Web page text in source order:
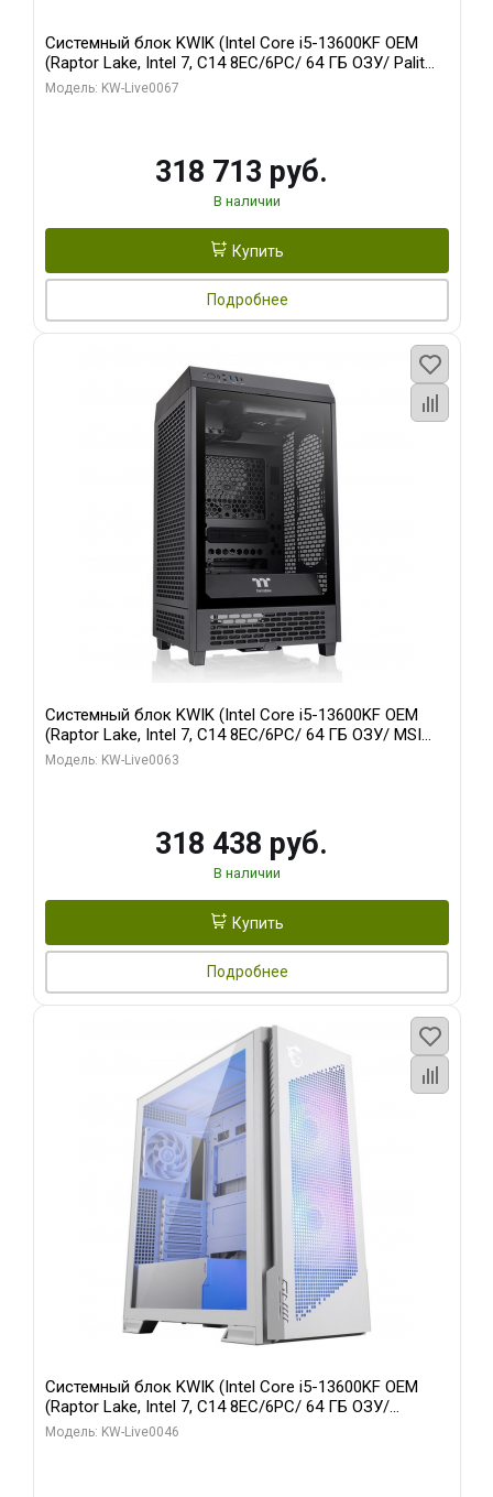
Системный блок KWIK (Intel Core i5-13600KF OEM
(Raptor Lake, Intel 7, C14 8EC/6PC/ 64 ГБ ОЗУ/ Palit
RTX5080 GAMINGPRO OC 16GB GDDR7 256bit 3xDP
Модель: KW-Live0067
318 713 руб.
В наличии
Купить
Подробнее
Системный блок KWIK (Intel Core i5-13600KF OEM
(Raptor Lake, Intel 7, C14 8EC/6PC/ 64 ГБ ОЗУ/ MSI
RTX5080 VENTUS 3X OC 16GB GDDR7 256bit 3xDP
Модель: KW-Live0063
318 438 руб.
В наличии
Купить
Подробнее
Системный блок KWIK (Intel Core i5-13600KF OEM
(Raptor Lake, Intel 7, C14 8EC/6PC/ 64 ГБ ОЗУ/
Gigabyte RTX5060Ti GAMING OC 8GB GDDR7 128bit
Модель: KW-Live0046